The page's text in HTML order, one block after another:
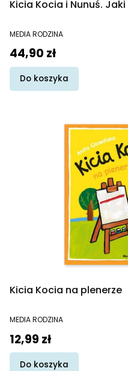
Kicia Kocia i Nunuś.
PRODUCENT
MEDIA RODZINA
Cena
44,90 zł
Do koszyka
Kicia Kocia na plenerze
PRODUCENT
MEDIA RODZINA
Cena
12,99 zł
Do koszyka